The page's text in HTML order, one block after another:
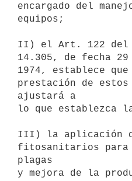
encargado del
equipos;
II) el Art. 122 del
14.305, de fecha 29
1974, establece
prestación de
ajustará a
lo que establezca
III) la aplicación
fitosanitarios para
plagas
y mejora de la